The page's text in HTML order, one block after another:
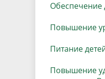
Обеспечение
Повышение
Питание
Повышение